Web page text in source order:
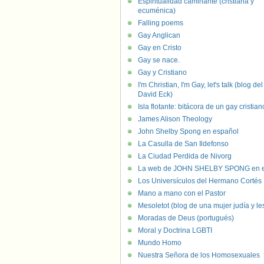
ecuménica)
Falling poems
Gay Anglican
Gay en Cristo
Gay se nace.
Gay y Cristiano
I'm Christian, I'm Gay, let's talk (blog del
David Eck)
Isla flotante: bitácora de un gay
James Alison Theology
John Shelby Spong en español
La Casulla de San Ildefonso
La Ciudad Perdida de Nivorg
La web de JOHN SHELBY SPONG en
Los Universículos del Hermano Cortés
Mano a mano con el Pastor
Mesoletot (blog de una mujer judía y
Moradas de Deus (portugués)
Moral y Doctrina LGBTI
Mundo Homo
Nuestra Señora de los Homosexuales